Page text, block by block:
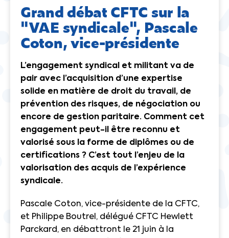
Grand débat CFTC sur la
"VAE syndicale", Pascale
Coton, vice-présidente
L’engagement syndical et militant va de
pair avec l’acquisition d’une expertise
solide en matière de droit du travail, de
prévention des risques, de négociation ou
encore de gestion paritaire. Comment cet
engagement peut-il être reconnu et
valorisé sous la forme de diplômes ou de
certifications ? C’est tout l’enjeu de la
valorisation des acquis de l’expérience
syndicale.
Pascale Coton, vice-présidente de la CFTC,
et Philippe Boutrel, délégué CFTC Hewlett
Parckard, en débattront le 21 juin à la